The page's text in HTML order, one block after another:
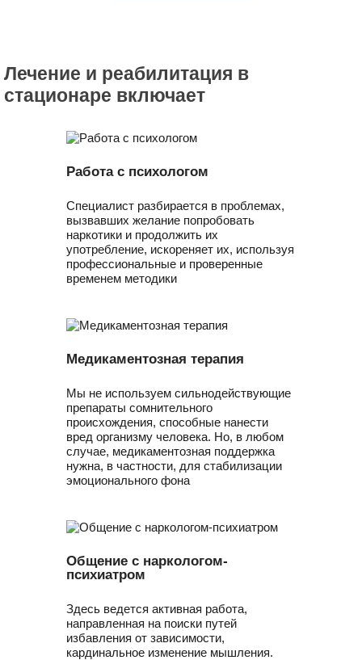
Лечение и реабилитация в
стационаре включает
Работа с психологом
Специалист разбирается в проблемах,
вызвавших желание попробовать
наркотики и продолжить их
употребление, искореняет их, используя
профессиональные и проверенные
временем методики
Медикаментозная терапия
Мы не используем сильнодействующие
препараты сомнительного
происхождения, способные нанести
вред организму человека. Но, в любом
случае, медикаментозная поддержка
нужна, в частности, для стабилизации
эмоционального фона
Общение с наркологом-
психиатром
Здесь ведется активная работа,
направленная на поиски путей
избавления от зависимости,
кардинальное изменение мышления.